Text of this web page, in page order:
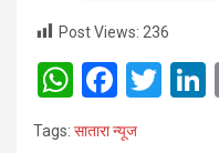
Post Views: 236
W
h
F
a
T
Tags: सातारा न्यूज